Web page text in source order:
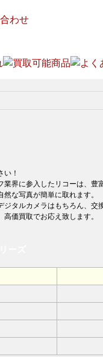
い！
界に参入したリコーは、
な写真が簡単に取れます。
タルカメラはもちろん、
価買取でお応え致します。